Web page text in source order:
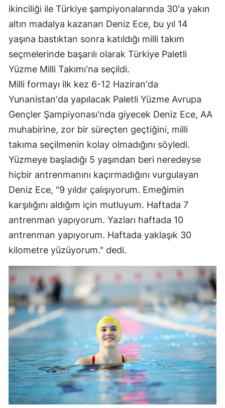
İzmir
Kars
Kastamonu
Kırklareli
Kırşehir
Kocaeli
Konya
Kütahya
Malatya
Manisa
Kahramanmaraş
Muğla
Muş
Nevşehir
Niğde
Ordu
Rize
Sakarya
ikinciliği ile Türkiye şampiyonalarında 30'a yakın
altın madalya kazanan Deniz Ece, bu yıl 14
yaşına bastıktan sonra katıldığı milli takım
seçmelerinde başarılı olarak Türkiye Paletli
Yüzme Milli Takımı'na seçildi.
Milli formayı ilk kez 6-12 Haziran'da
Yunanistan'da yapılacak Paletli Yüzme Avrupa
Gençler Şampiyonası'nda giyecek Deniz Ece, AA
muhabirine, zor bir süreçten geçtiğini, milli
takıma seçilmenin kolay olmadığını söyledi.
Yüzmeye başladığı 5 yaşından beri neredeyse
hiçbir antrenmanını kaçırmadığını vurgulayan
Deniz Ece, "9 yıldır çalışıyorum. Emeğimin
karşılığını aldığım için mutluyum. Haftada 7
antrenman yapıyorum. Yazları haftada 10
antrenman yapıyorum. Haftada yaklaşık 30
kilometre yüzüyorum." dedi.